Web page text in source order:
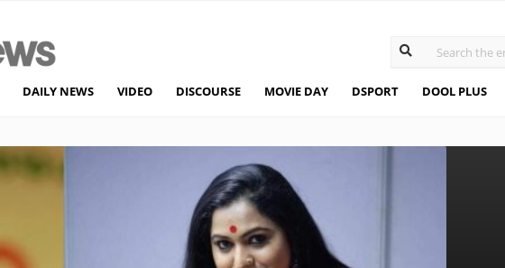
DAILY NEWS VIDEO DISCOURSE MOVIE DAY DSPORT DOOL PLUS